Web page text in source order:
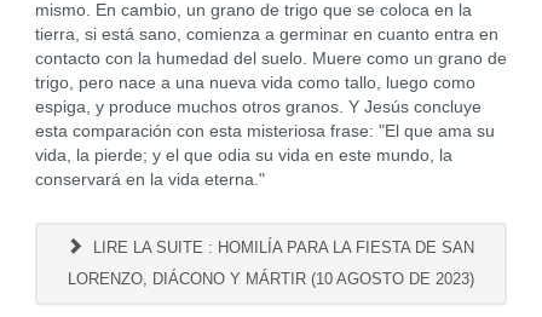
mismo. En cambio, un grano de trigo que se coloca en la
tierra, si está sano, comienza a germinar en cuanto entra en
contacto con la humedad del suelo. Muere como un grano de
trigo, pero nace a una nueva vida como tallo, luego como
espiga, y produce muchos otros granos. Y Jesús concluye
esta comparación con esta misteriosa frase: "El que ama su
vida, la pierde; y el que odia su vida en este mundo, la
conservará en la vida eterna."
LIRE LA SUITE : HOMILÍA PARA LA FIESTA DE SAN
LORENZO, DIÁCONO Y MÁRTIR (10 AGOSTO DE 2023)